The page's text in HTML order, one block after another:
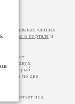
за
данных
о портале и
тысяч
более двух
который
по две
работает под